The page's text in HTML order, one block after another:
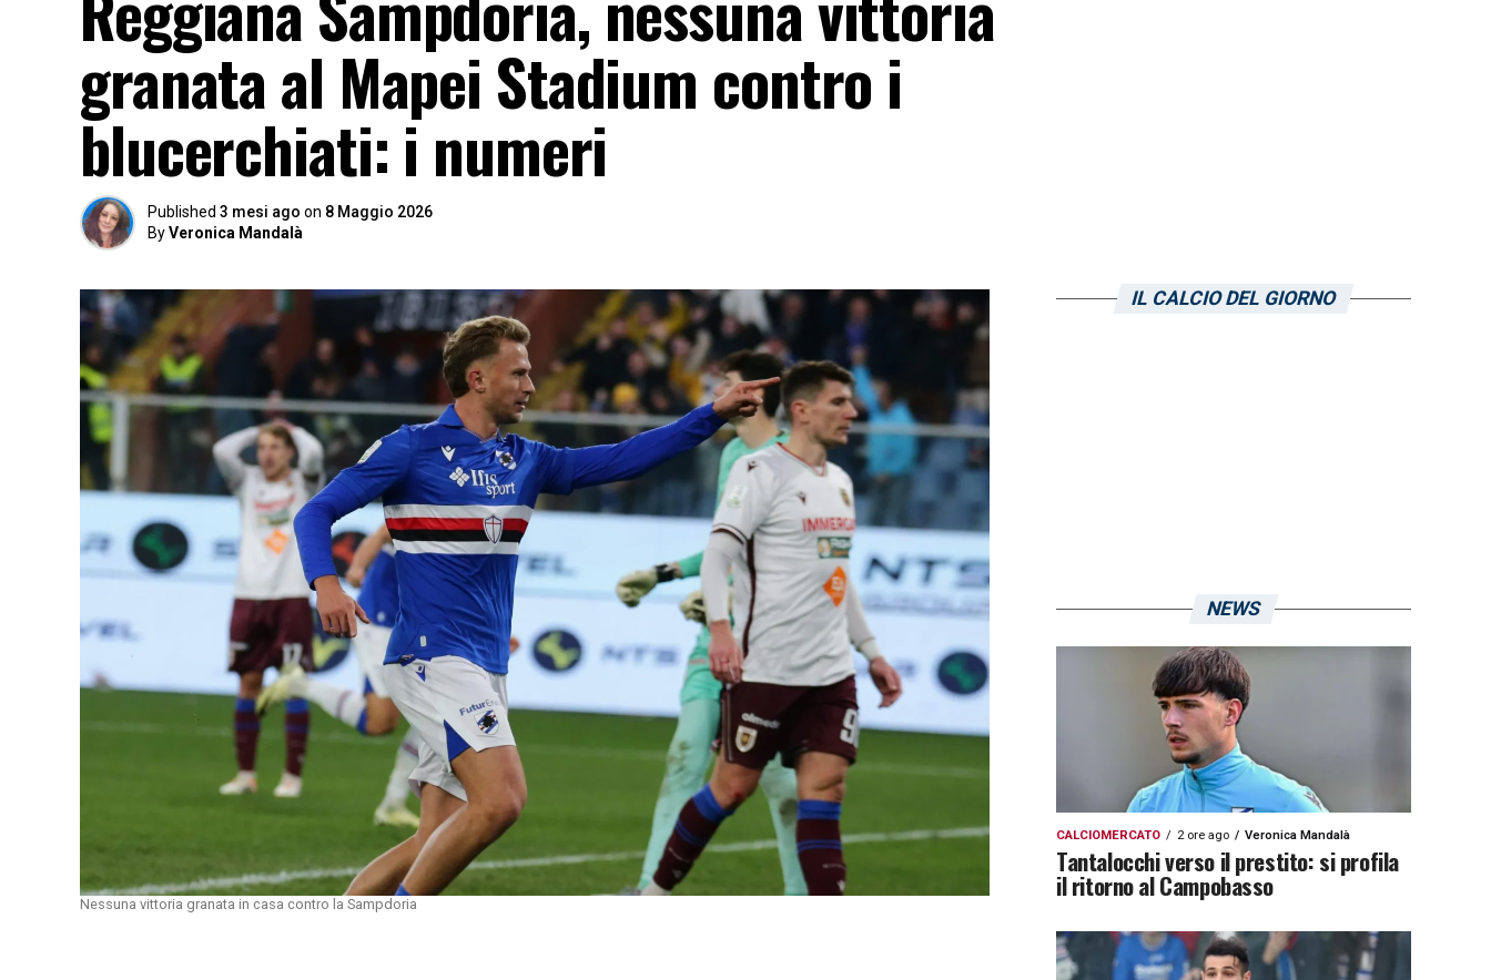
granata al Mapei Stadium contro i
blucerchiati: i numeri
Published 3 mesi ago on 8 Maggio 2026
ByVeronica Mandalà
Nessuna vittoria granata in casa contro la Sampdoria
IL CALCIO DEL GIORNO
NEWS
CALCIOMERCATO 2 ore ago Veronica Mandalà
Tantalocchi verso il prestito: si profila
il ritorno al Campobasso